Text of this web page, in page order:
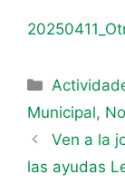
Municipal,
Ven a la
las ayudas